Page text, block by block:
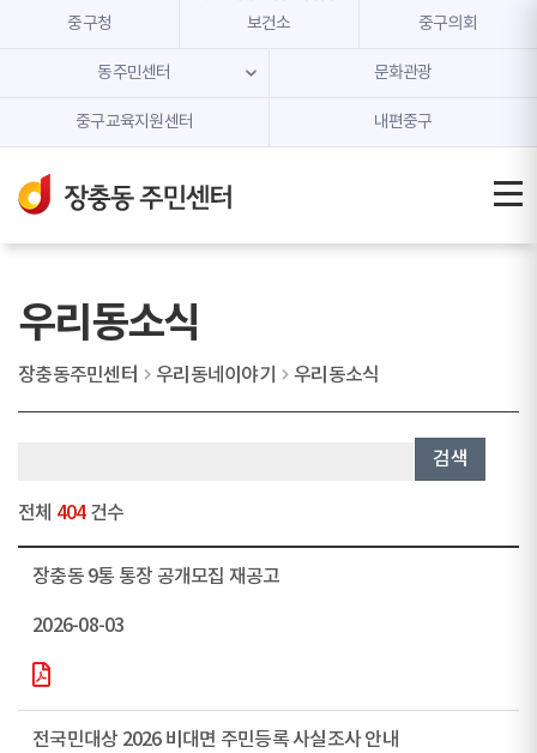
본문 내용 바로가기
주메뉴 바로가기
중구청 보건소 중구의회
동주민센터 문화관광
중구교육지원센터 내편중구
우리동소식
장충동주민센터 우리동네이야기 우리동소식
검색
전체 404건수
장충동 9통 통장 공개모집 재공고
2026-08-03
전국민대상 2026 비대면 주민등록 사실조사 안내